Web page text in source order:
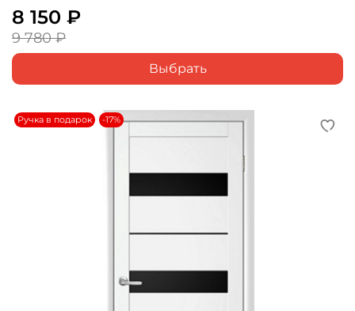
8 150 ₽
9 780 ₽
Выбрать
Ручка в подарок -17%